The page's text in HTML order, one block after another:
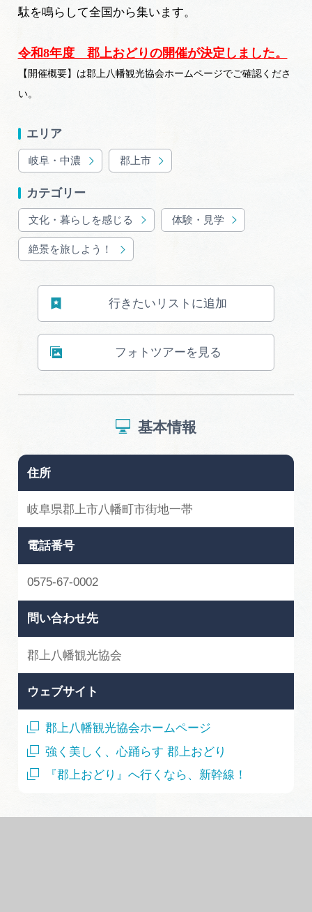
駄を鳴らして全国から集います。
令和8年度 郡上おどりの開催が決定しました。
【開催概要】は郡上八幡観光協会ホームページでご確認くださ
い。
エリア
岐阜・中濃 郡上市
カテゴリー
文化・暮らしを感じる 体験・見学
絶景を旅しよう！
行きたいリストに追加
フォトツアーを見る
基本情報
住所
岐阜県郡上市八幡町市街地一帯
電話番号
0575-67-0002
問い合わせ先
郡上八幡観光協会
ウェブサイト
郡上八幡観光協会ホームページ
強く美しく、心踊らす 郡上おどり
『郡上おどり』へ行くなら、新幹線！